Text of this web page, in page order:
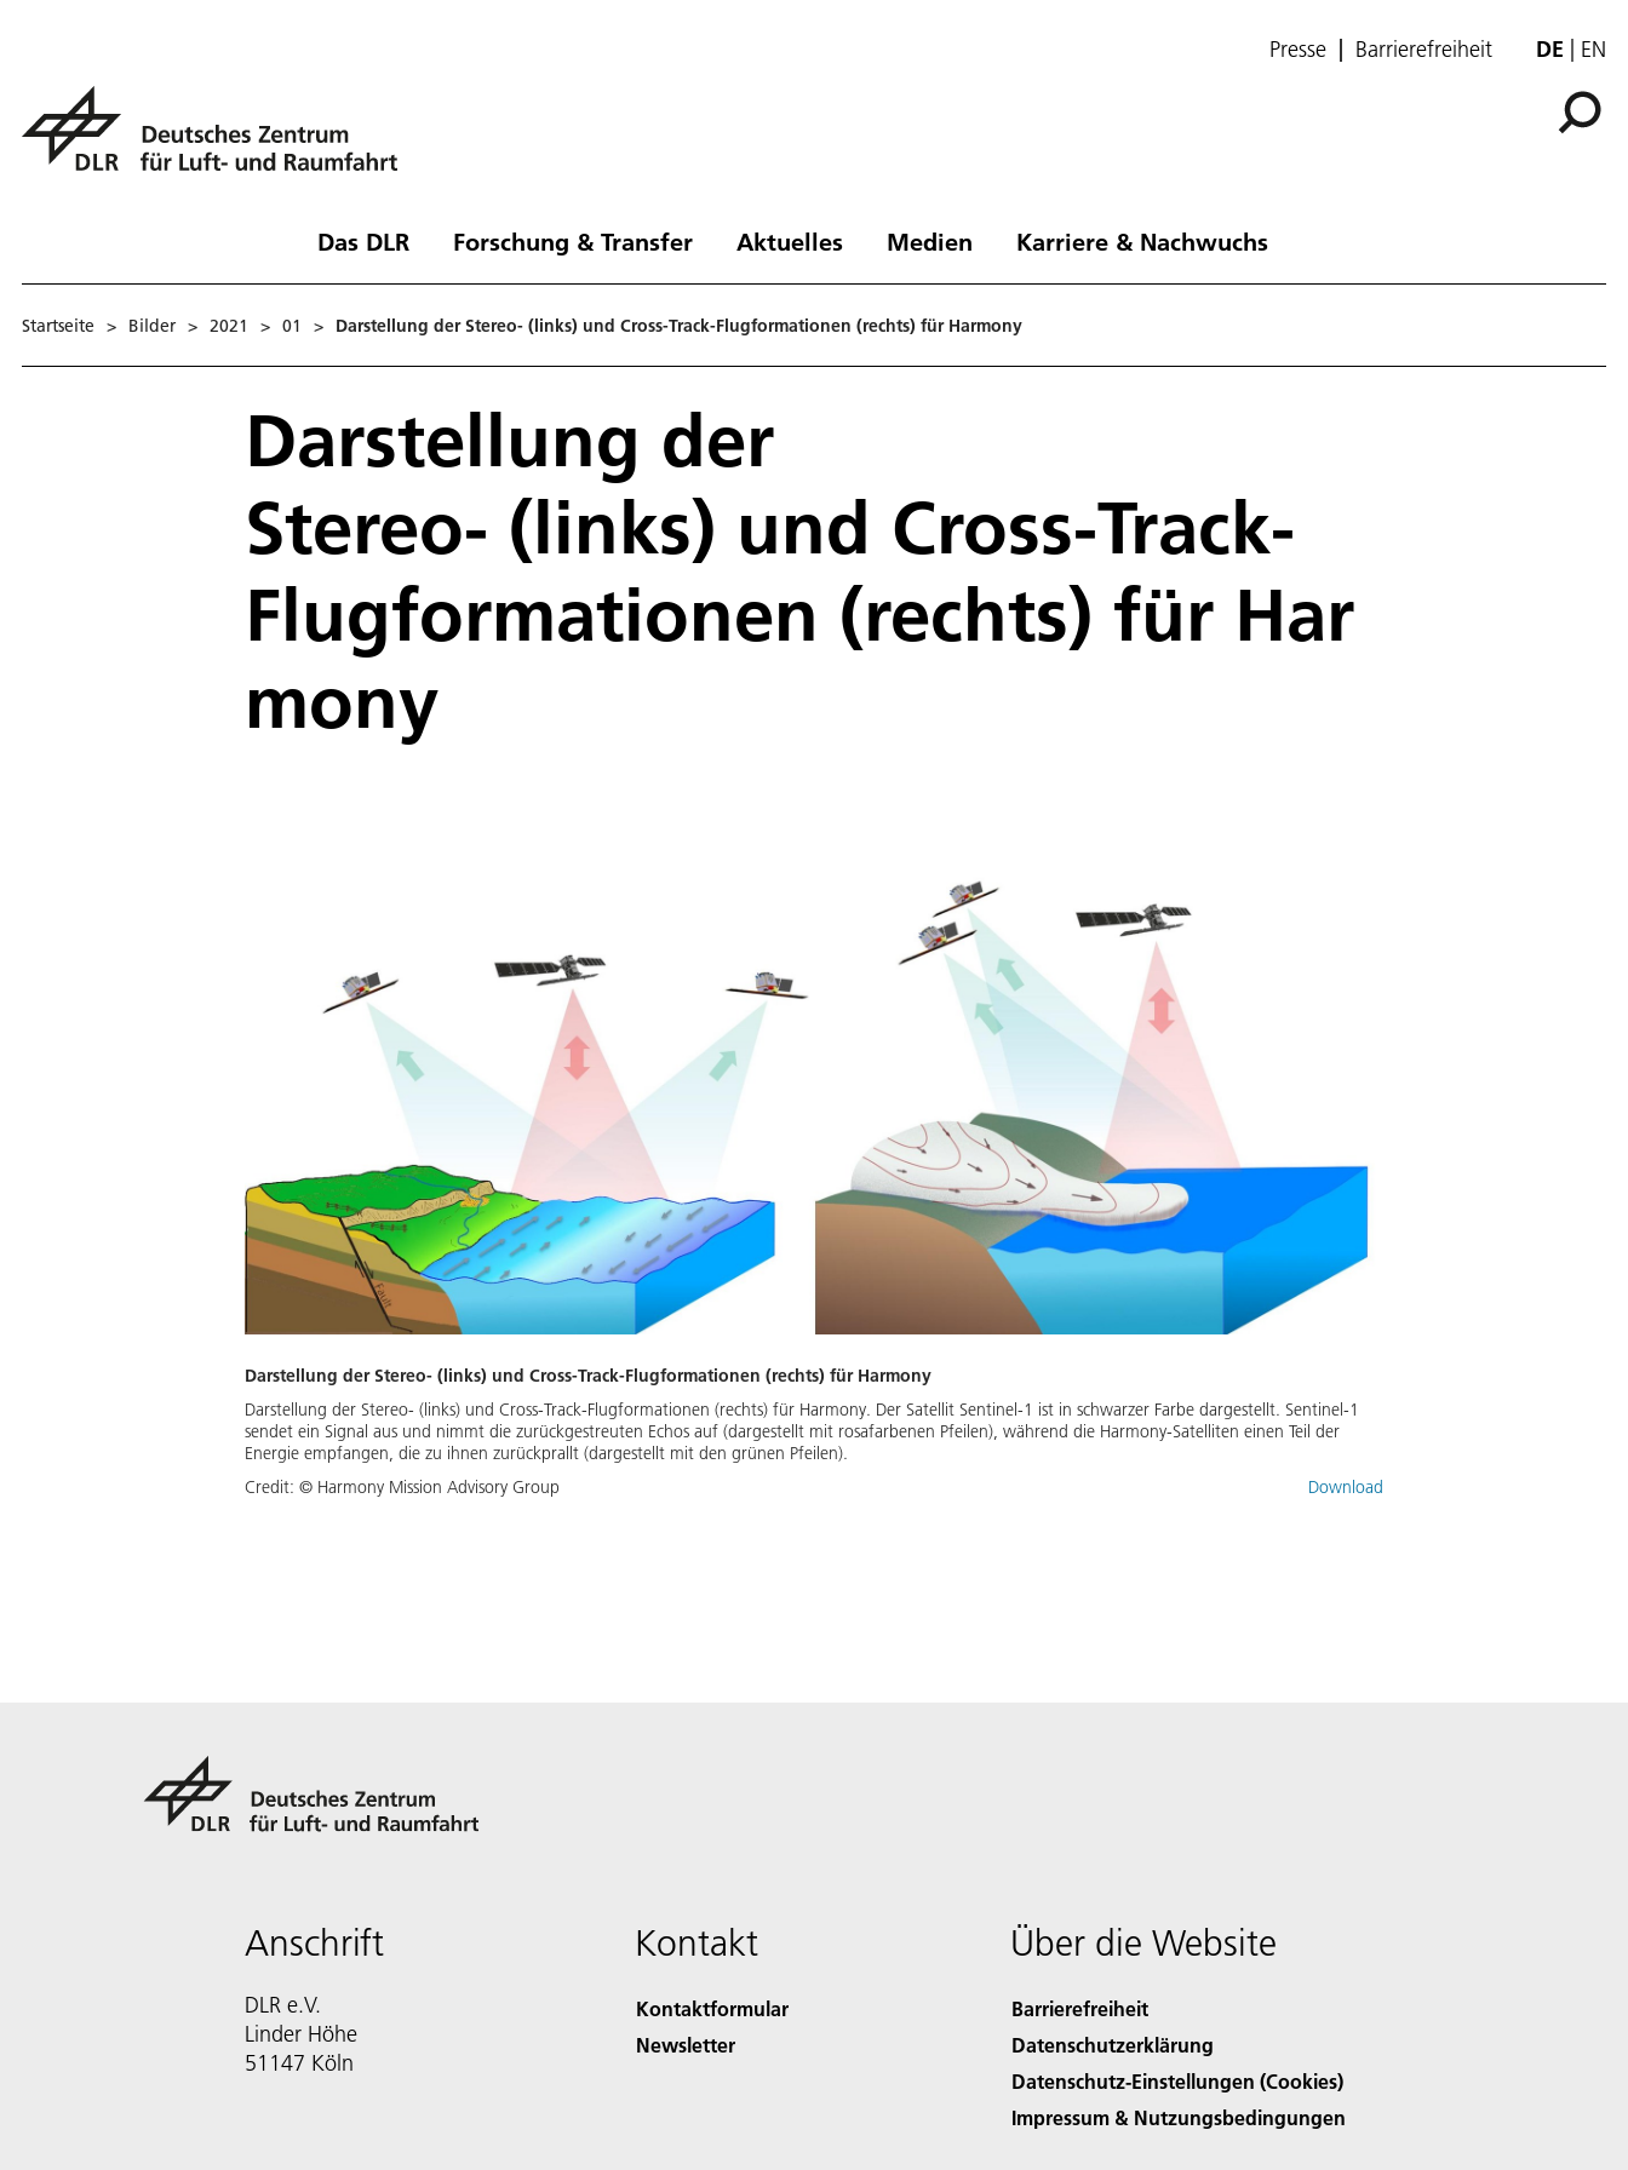
Presse Barrierefreiheit DE EN
Das DLR Forschung & Transfer Aktuelles Medien Karriere & Nachwuchs
Startseite > Bilder > 2021 > 01 > Darstellung der Stereo- (links) und Cross-Track-Flugformationen (rechts) für Harmony
Darstellung der
Stereo- (links) und Cross-Track-
Flugformationen (rechts) für Har
mony
Darstellung der Stereo- (links) und Cross-Track-Flugformationen (rechts) für Harmony
Darstellung der Stereo- (links) und Cross-Track-Flugformationen (rechts) für Harmony. Der Satellit Sentinel-1 ist in schwarzer Farbe dargestellt. Sentinel-1
sendet ein Signal aus und nimmt die zurückgestreuten Echos auf (dargestellt mit rosafarbenen Pfeilen), während die Harmony-Satelliten einen Teil der
Energie empfangen, die zu ihnen zurückprallt (dargestellt mit den grünen Pfeilen).
Credit: © Harmony Mission Advisory Group Download
Anschrift
DLR e.V.
Linder Höhe
51147 Köln
Kontakt
Kontaktformular
Newsletter
Über die Website
Barrierefreiheit
Datenschutzerklärung
Datenschutz-Einstellungen (Cookies)
Impressum & Nutzungsbedingungen